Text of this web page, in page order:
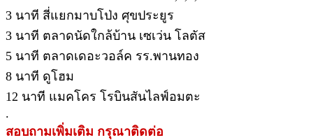
3 นาที สี่แยกมาบโป่ง ศุขประยูร
3 นาที ตลาดนัดใกล้บ้าน เซเว่น โลตัส
5 นาที ตลาดเดอะวอล์ค รร.พานทอง
8 นาที ดูโฮม
12 นาที แมคโคร โรบินสันไลฟ์อมตะ
.
สอบถามเพิ่มเติม กรุณาติดต่อ